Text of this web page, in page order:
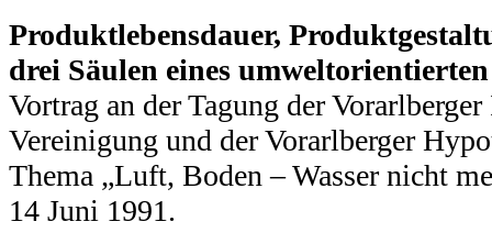
Produktlebensdauer,
drei Säulen eines
Vortrag an der Tagung der
Vereinigung und der Vorarlberger
Thema „Luft, Boden – Wasser nicht
14 Juni 1991.